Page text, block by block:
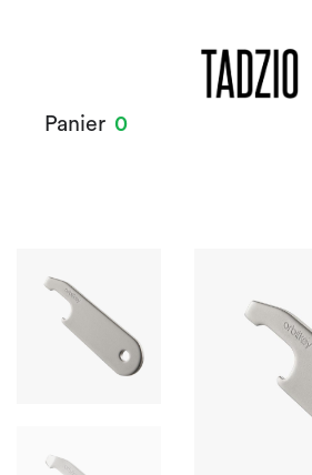
Panier 0